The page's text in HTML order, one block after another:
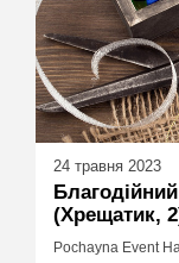
24 травня 2023
(Хрещатик,
Pochayna Event